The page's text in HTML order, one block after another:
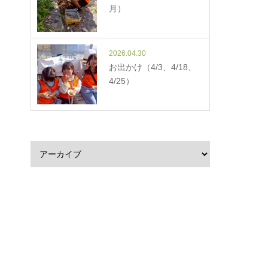
月）
2026.04.30
お出かけ（4/3、4/18、
4/25）